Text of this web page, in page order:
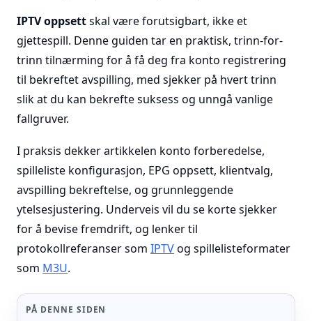
IPTV oppsettskal være forutsigbart, ikke et
gjettespill. Denne guiden tar en praktisk, trinn-for-
trinn tilnærming for å få deg fra konto registrering
til bekreftet avspilling, med sjekker på hvert trinn
slik at du kan bekrefte suksess og unngå vanlige
fallgruver.
I praksis dekker artikkelen konto forberedelse,
spilleliste konfigurasjon, EPG oppsett, klientvalg,
avspilling bekreftelse, og grunnleggende
ytelsesjustering. Underveis vil du se korte sjekker
for å bevise fremdrift, og lenker til
protokollreferanser som IPTVog spillelisteformater
som M3U.
PÅ DENNE SIDEN